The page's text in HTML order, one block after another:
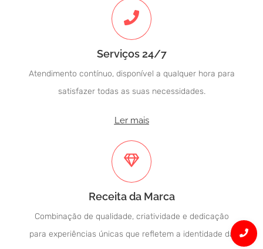
Serviços 24/7
Atendimento contínuo, disponível a qualquer hora para
satisfazer todas as suas necessidades.
Ler mais
Receita da Marca
Combinação de qualidade, criatividade e dedicação
para experiências únicas que refletem a identidade da